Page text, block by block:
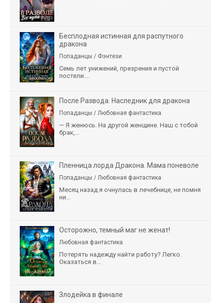
Бесплодная истинная для распутного
дракона
Попаданцы / Фэнтези
Семь лет унижений, презрения и пустой
постели....
После Развода. Наследник для дракона
Попаданцы / Любовная фантастика
— Я женюсь. На другой женщине. Наш с тобой
брак,...
Пленница лорда Дракона. Мама поневоле
Попаданцы / Любовная фантастика
Месяц назад я очнулась в лечебнице, не помня
ни...
Осторожно, темный маг не женат!
Любовная фантастика
Потерять надежду найти работу? Легко.
Оказаться в...
Злодейка в финале